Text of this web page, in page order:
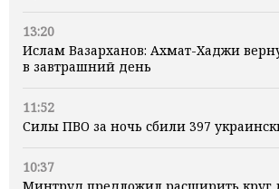
13:20
Ислам Вазарханов: Ахмат-Хаджи
в завтрашний день
11:52
Силы ПВО за ночь сбили 397
10:37
Минтруд предложил расширить